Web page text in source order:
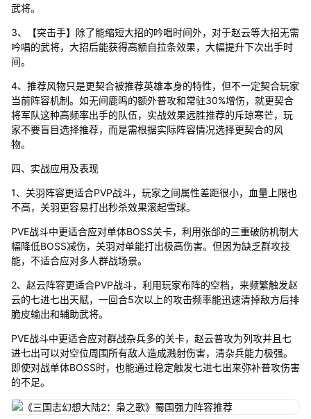
武将。
3、【突击手】除了能缩短大招的吟唱时间外，对于赵云等大招无需
吟唱的武将，大招后能获得高额自拉条效果，大幅提升下次出手时
间。
4、推荐风物只是更契合被推荐英雄本身的特性，但不一定契合玩家
当前阵容机制。如无间鹿鸣的额外普攻和常驻30%增伤，就更契合
将军队这种高频率出手的队伍，实战效果远胜推荐的斥琼寒芒，玩
家不要盲目选择推荐，而是需根据实际阵容情况选择更契合的风
物。
四、实战应用及表现
1、关羽阵容更适合PVP战斗，玩家之间属性差距很小，血量上限也
不高，关羽更容易打出秒杀效果滚起雪球。
PVE战斗中更适合应对单体BOSS关卡，利用张郃的三重破防机制大
幅降低BOSS减伤，关羽对单能打出极高伤害。但因为缺乏群攻技
能，不适合应对多人群战场景。
2、赵云阵容更适合PVP战斗，利用玩家布阵的空档，来频繁触发赵
云的七进七出天赋，一回合5次以上的攻击频率能迅速清掉敌方后排
脆皮输出和辅助武将。
PVE战斗中更适合应对群战杂兵多的关卡，赵云普攻为列攻并且七
进七出可以对空位周围所有敌人造成溅射伤害，清杂兵能力极强。
即使对战单体BOSS时，也能通过稳定触发七进七出来弥补普攻伤害
的不足。